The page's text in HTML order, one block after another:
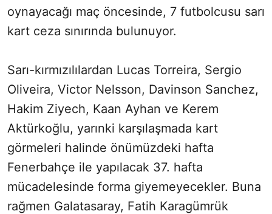
oynayacağı maç öncesinde, 7 futbolcusu sarı
kart ceza sınırında bulunuyor.
Sarı-kırmızılılardan Lucas Torreira, Sergio
Oliveira, Victor Nelsson, Davinson Sanchez,
Hakim Ziyech, Kaan Ayhan ve Kerem
Aktürkoğlu, yarınki karşılaşmada kart
görmeleri halinde önümüzdeki hafta
Fenerbahçe ile yapılacak 37. hafta
mücadelesinde forma giyemeyecekler. Buna
rağmen Galatasaray, Fatih Karagümrük